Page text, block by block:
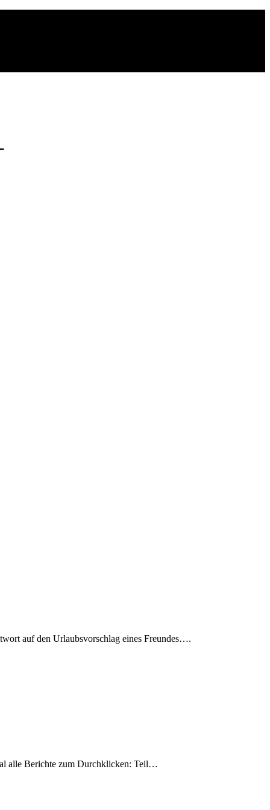
auf den Urlaubsvorschlag eines Freundes….
alle Berichte zum Durchklicken: Teil…